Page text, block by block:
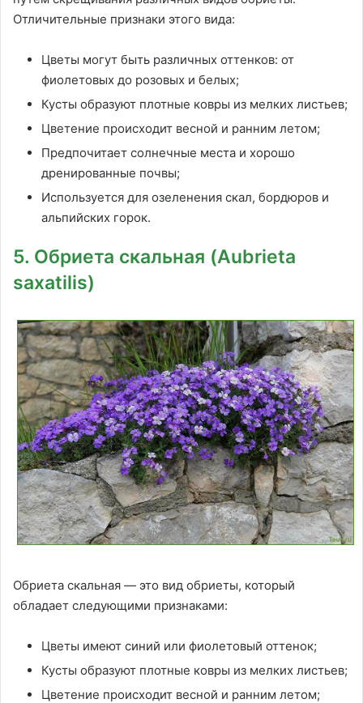
Отличительные признаки этого вида:
Цветы могут быть различных оттенков: от
фиолетовых до розовых и белых;
Кусты образуют плотные ковры из мелких листьев;
Цветение происходит весной и ранним летом;
Предпочитает солнечные места и хорошо
дренированные почвы;
Используется для озеленения скал, бордюров и
альпийских горок.
5. Обриета скальная (Aubrieta
saxatilis)
Обриета скальная — это вид обриеты, который
обладает следующими признаками:
Цветы имеют синий или фиолетовый оттенок;
Кусты образуют плотные ковры из мелких листьев;
Цветение происходит весной и ранним летом;